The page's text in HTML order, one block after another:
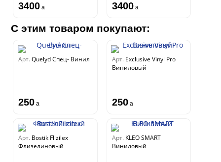
3400 a 3400 a
С этим товаром покупают:
Арт.Quelyd Спец- Винил
250 a
Арт. Exclusive Vinyl Pro
Виниловый
250 a
Арт. Bostik Flizilex
Флизелиновый
Арт. KLEO SMART
Виниловый